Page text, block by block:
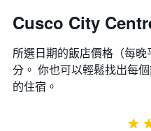
Cusco City
所選日期的飯店價格（每
分。 你也可以輕鬆找出每
的住宿。